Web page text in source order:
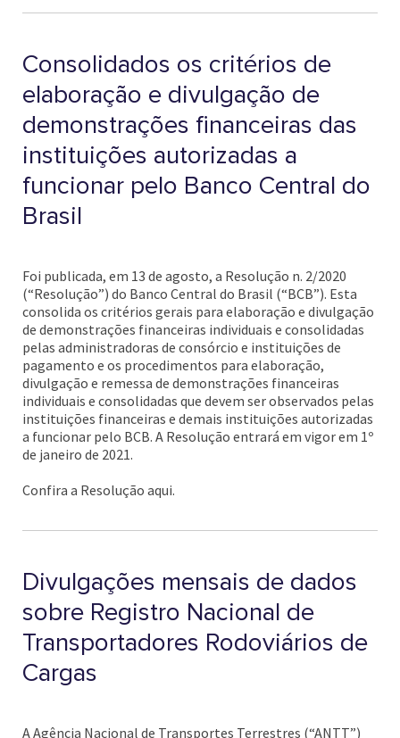
Consolidados os critérios de
elaboração e divulgação de
demonstrações financeiras das
instituições autorizadas a
funcionar pelo Banco Central do
Brasil
Foi publicada, em 13 de agosto, a Resolução n. 2/2020
(“Resolução”) do Banco Central do Brasil (“BCB”). Esta
consolida os critérios gerais para elaboração e divulgação
de demonstrações financeiras individuais e consolidadas
pelas administradoras de consórcio e instituições de
pagamento e os procedimentos para elaboração,
divulgação e remessa de demonstrações financeiras
individuais e consolidadas que devem ser observados pelas
instituições financeiras e demais instituições autorizadas
a funcionar pelo BCB. A Resolução entrará em vigor em 1º
de janeiro de 2021.
Confira a Resolução aqui.
Divulgações mensais de dados
sobre Registro Nacional de
Transportadores Rodoviários de
Cargas
A Agência Nacional de Transportes Terrestres (“ANTT”)